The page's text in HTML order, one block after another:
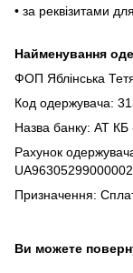
• за реквізитами
Найменування
ФОП Яблінська
Код одержувача:
Назва банку: АТ КБ
Рахунок
Призначення:
Ви можете